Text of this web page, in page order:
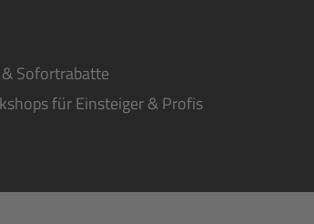
Sofortrabatte
für Einsteiger & Profis